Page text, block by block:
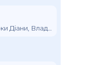
Влада Клімова